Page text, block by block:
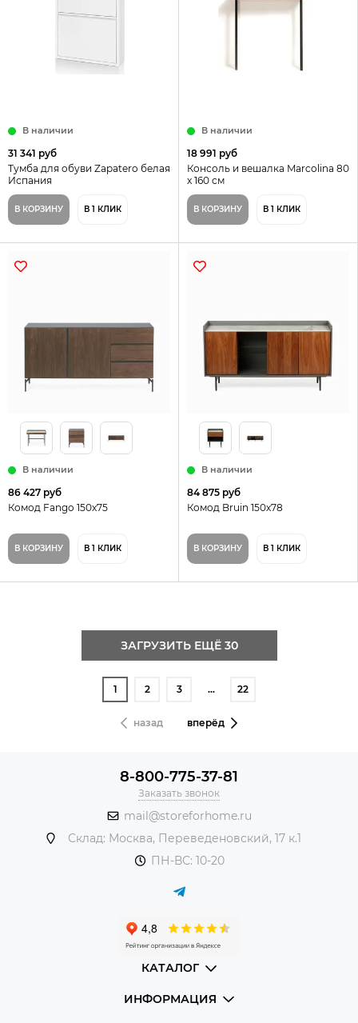
В наличии
31 341 руб
Тумба для обуви Zapatero белая
Испания
В КОРЗИНУ В 1 КЛИК
В наличии
18 991 руб
Консоль и вешалка Marcolina 80
x 160 см
В КОРЗИНУ В 1 КЛИК
В наличии
86 427 руб
Комод Fango 150х75
В КОРЗИНУ В 1 КЛИК
В наличии
84 875 руб
Комод Bruin 150х78
В КОРЗИНУ В 1 КЛИК
ЗАГРУЗИТЬ ЕЩЁ 30
назад
1 2 3 … 22
вперёд
8-800-775-37-81
Заказать звонок
mail@storeforhome.ru
Склад: Москва, Переведеновский, 17 к.1
ПН-ВС: 10-20
КАТАЛОГ
ИНФОРМАЦИЯ